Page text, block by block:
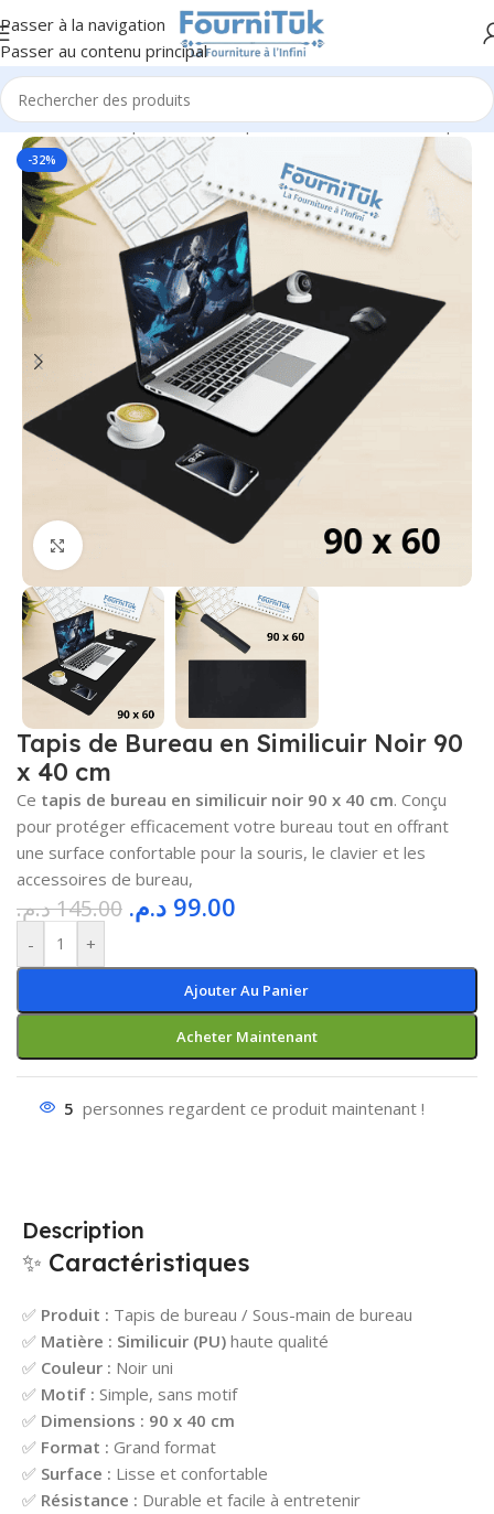
Passer à la navigation
Passer au contenu principal
/Informatique & Bureautique/Accessoires Informatiques
-32%
Cliquez pour agrandir
Tapis de Bureau en Similicuir Noir 90
x 40 cm
Ce tapis de bureau en similicuir noir 90 x 40 cm. Conçu
pour protéger efficacement votre bureau tout en offrant
une surface confortable pour la souris, le clavier et les
accessoires de bureau,
145.00د.م. 99.00 د.م.
- +
Ajouter Au Panier
Acheter Maintenant
5 personnes regardent ce produit maintenant !
Description
✨ Caractéristiques
✅ Produit : Tapis de bureau / Sous-main de bureau
✅ Matière : Similicuir (PU) haute qualité
✅ Couleur : Noir uni
✅ Motif : Simple, sans motif
✅ Dimensions : 90 x 40 cm
✅ Format : Grand format
✅ Surface : Lisse et confortable
✅ Résistance : Durable et facile à entretenir